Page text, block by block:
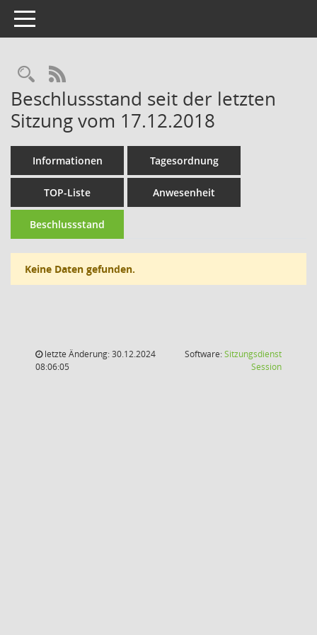
Toggle navigation
Rechercheauswahl
RSS-Feed
Beschlussstand seit der letzten
Sitzung vom 17.12.2018
Informationen Tagesordnung
TOP-Liste Anwesenheit
Beschlussstand
Keine Daten gefunden.
letzte Änderung: 30.12.2024
08:06:05
Software:Sitzungsdienst
Session(Wird in